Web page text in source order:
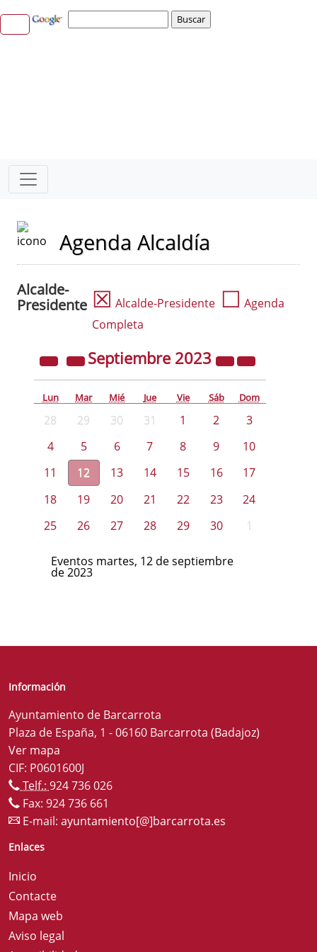
Agenda Alcaldía
Alcalde-
Presidente ☒ Alcalde-Presidente ☐ Agenda
Completa
Septiembre 2023
Lun Mar Mié Jue Vie Sáb Dom
28 29 30 31 1 2
3
4
5 6 7 8 9
10
11
12 13 14 15 16
17
18
19 20 21 22 23
24
25
26 27 28 29 30 1
Eventos martes, 12 de septiembre
de 2023
Información
Ayuntamiento de Barcarrota
Plaza de España, 1 - 06160 Barcarrota (Badajoz)
Ver mapa
CIF: P0601600J
Telf.: 924 736 026
Fax: 924 736 661
E-mail: ayuntamiento[@]barcarrota.es
Enlaces
Inicio
Contacte
Mapa web
Aviso legal